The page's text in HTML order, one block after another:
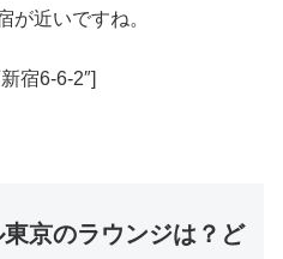
が近いですね。
宿6-6-2″]
京のラウンジは？ど